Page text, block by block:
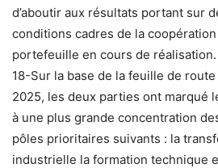
d’aboutir aux résultats portant sur
conditions cadres de la
portefeuille en cours de réalisation.
18-Sur la base de la feuille de
2025, les deux parties ont marqué
à une plus grande concentration
pôles prioritaires suivants : la
industrielle la formation technique